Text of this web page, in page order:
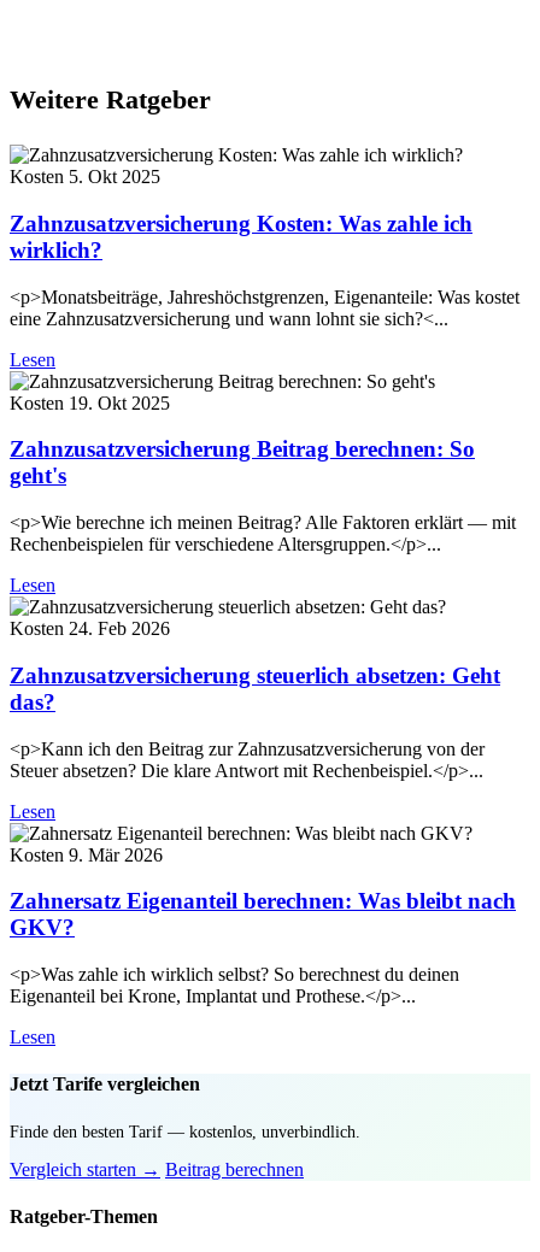
Weitere Ratgeber
Kosten 5. Okt 2025
Zahnzusatzversicherung Kosten: Was zahle ich
wirklich?
<p>Monatsbeiträge, Jahreshöchstgrenzen, Eigenanteile: Was kostet
eine Zahnzusatzversicherung und wann lohnt sie sich?<...
Lesen
Kosten 19. Okt 2025
Zahnzusatzversicherung Beitrag berechnen: So
geht's
<p>Wie berechne ich meinen Beitrag? Alle Faktoren erklärt — mit
Rechenbeispielen für verschiedene Altersgruppen.</p>...
Lesen
Kosten 24. Feb 2026
Zahnzusatzversicherung steuerlich absetzen: Geht
das?
<p>Kann ich den Beitrag zur Zahnzusatzversicherung von der
Steuer absetzen? Die klare Antwort mit Rechenbeispiel.</p>...
Lesen
Kosten 9. Mär 2026
Zahnersatz Eigenanteil berechnen: Was bleibt nach
GKV?
<p>Was zahle ich wirklich selbst? So berechnest du deinen
Eigenanteil bei Krone, Implantat und Prothese.</p>...
Lesen
Jetzt Tarife vergleichen
Finde den besten Tarif — kostenlos, unverbindlich.
Vergleich starten → Beitrag berechnen
Ratgeber-Themen